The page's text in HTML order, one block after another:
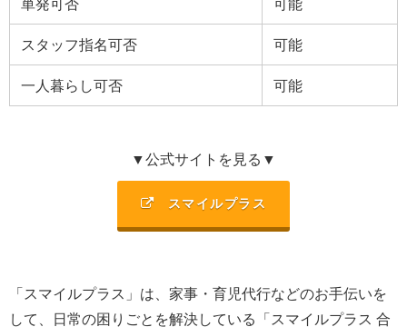
単発可否 可能
スタッフ指名可否 可能
一人暮らし可否 可能
▼公式サイトを見る▼
スマイルプラス
「スマイルプラス」は、 家事・育児代行などのお手伝いを
して、日常の困りごとを解決している「 スマイルプラス 合